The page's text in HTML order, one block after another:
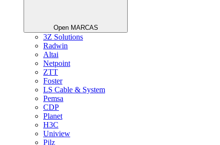
Open MARCAS
3Z Solutions
Radwin
Altai
Netpoint
ZTT
Foster
LS Cable & System
Pemsa
CDP
Planet
H3C
Uniview
Pilz